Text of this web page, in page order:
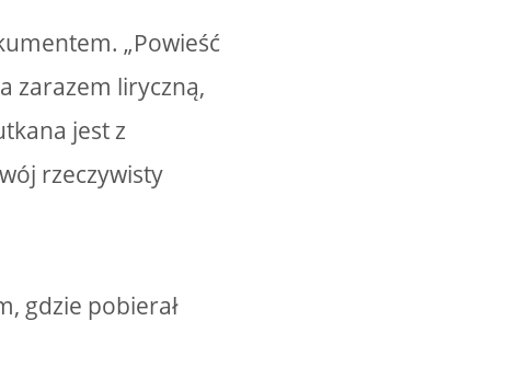
„Powieść
zarazem liryczną,
jest z
rzeczywisty
gdzie pobierał